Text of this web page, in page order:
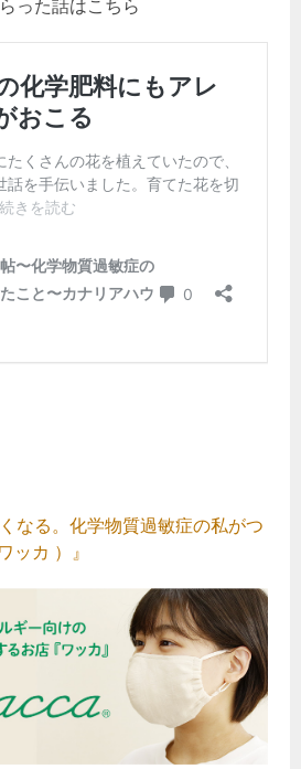
った話はこちら
なる。化学物質過敏症の私がつ
ッカ ）』